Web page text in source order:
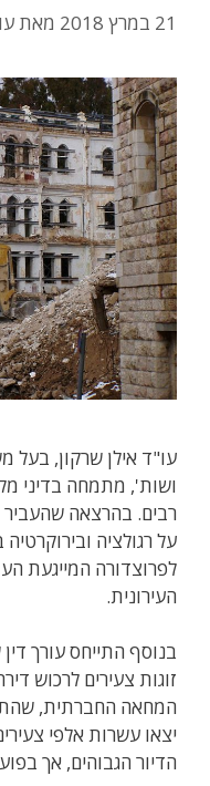
21 במרץ 2018 מאת
עו"ד אילן שרקון, בעל
ושות', מתמחה בדיני
על רגולציה
לפרוצדורה המייגעת
העירונית.
בנוסף התייחס עורך
זוגות צעירים לרכוש
יצאו עשרות אלפי
הדיור הגבוהים, אך